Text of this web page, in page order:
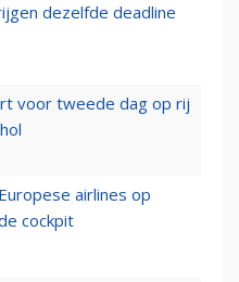
dezelfde deadline
voor tweede dag op rij
airlines op
cockpit